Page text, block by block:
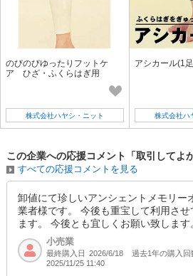
のびのびゆったりフットケ
ア ひざ・ふくらはぎ用
株式会社ハヤシ・ニット
アシカール(1
株式会社ハ
この企業への応援コメント「取引してよ
すべての応援コメントを見る
卸値にて珍しいアンシェントメモリー
業者様です。 今後も重宝して利用さ
ます。 今後とも宜しくお願い致します
小売業
最終購入日 2026/6/18 過去1年の購入回
2025/11/25 11:40